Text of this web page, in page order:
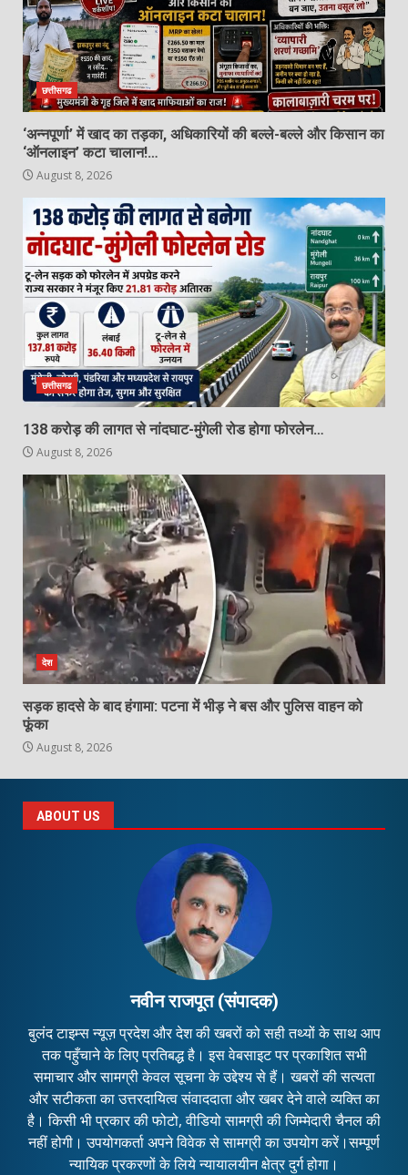
5
NSUI के हस्तक्षेप के बाद छात्राओं से कथित
छेड़छाड़ का आरोपी शिक्षक गिरफ्तार
August 8, 2026
6
1 करोड़ रिश्वत लेने का आरोप: ट्रेनी IPS
7
एसडीओपी जशपुर चंद्रशेखर परमा को
भावभीनी विदाई, निमितेश सिंह ने संभाला
एसडीओपी जशपुर का पदभार…
August 8, 2026
छत्तीसगढ
‘अन्नपूर्णा’ में खाद का तड़का, अधिकारियों की बल्ले-बल्ले और किसान का
‘ऑनलाइन’ कटा चालान!…
August 8, 2026
छत्तीसगढ
138 करोड़ की लागत से नांदघाट-मुंगेली रोड होगा फोरलेन…
August 8, 2026
देश
सड़क हादसे के बाद हंगामा: पटना में भीड़ ने बस और पुलिस वाहन को
फूंका
August 8, 2026
ABOUT US
नवीन राजपूत (संपादक)
बुलंद टाइम्स न्यूज़ प्रदेश और देश की खबरों को सही तथ्यों के साथ आप
तक पहुँचाने के लिए प्रतिबद्ध है। इस वेबसाइट पर प्रकाशित सभी
समाचार और सामग्री केवल सूचना के उद्देश्य से हैं। खबरों की सत्यता
और सटीकता का उत्तरदायित्व संवाददाता और खबर देने वाले व्यक्ति का
है। किसी भी प्रकार की फोटो, वीडियो सामग्री की जिम्मेदारी चैनल की
नहीं होगी। उपयोगकर्ता अपने विवेक से सामग्री का उपयोग करें।सम्पूर्ण
न्यायिक प्रकरणों के लिये न्यायालयीन क्षेत्र दुर्ग होगा।